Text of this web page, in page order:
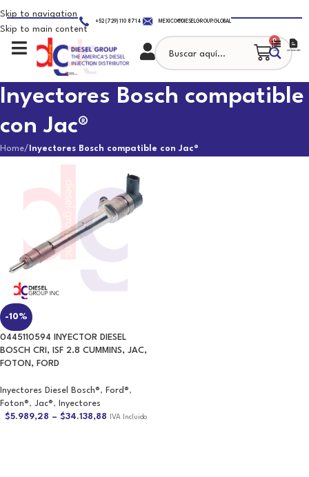
Skip to navigation
Skip to main content
+52 (729) 110 8714 MEXICO@DIESELGROUP.GLOBAL
0
Inyectores Bosch compatible
con Jac®
Home/ Inyectores Bosch compatible con Jac®
0445110594 INYECTOR DIESEL
BOSCH CRI, ISF 2.8 CUMMINS, JAC,
FOTON, FORD
Inyectores Diesel Bosch®, Ford®,
Foton®, Jac®,
Inyectores
$5.989,28 – $34.138,88 IVA Incluido